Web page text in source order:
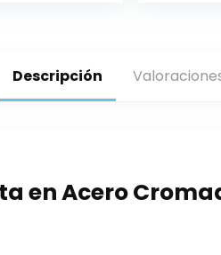
Descripción
en Acero